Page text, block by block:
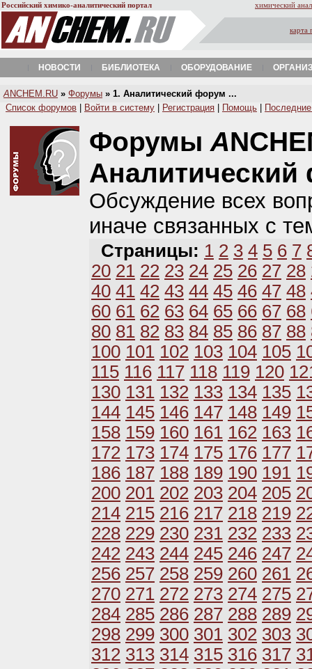
Российский химико-аналитический портал химический
карта
НОВОСТИ БИБЛИОТЕКА ОБОРУДОВАНИЕ
A NCHEM.RU » Форумы » 1. Аналитический форум ...
Список форумов
Войти в систему Регистрация Помощь
Форумы A
Обсуждение всех
иначе связанных с
Страницы: 1 2 3 4 5 6 7
20 21 22 23 24 25 26 27 28
40 41 42 43 44 45 46 47 48
60 61 62 63 64 65 66 67 68
80 81 82 83 84 85 86 87 88
100 101 102 103 104 105
115 116 117 118 119 120
130 131 132 133 134 135
144 145 146 147 148 149
158 159 160 161 162 163
172 173 174 175 176 177
186 187 188 189 190 191
200 201 202 203 204 205
214 215 216 217 218 219
228 229 230 231 232 233
242 243 244 245 246 247
256 257 258 259 260 261
270 271 272 273 274 275
284 285 286 287 288 289
298 299 300 301 302 303
312 313 314 315 316 317